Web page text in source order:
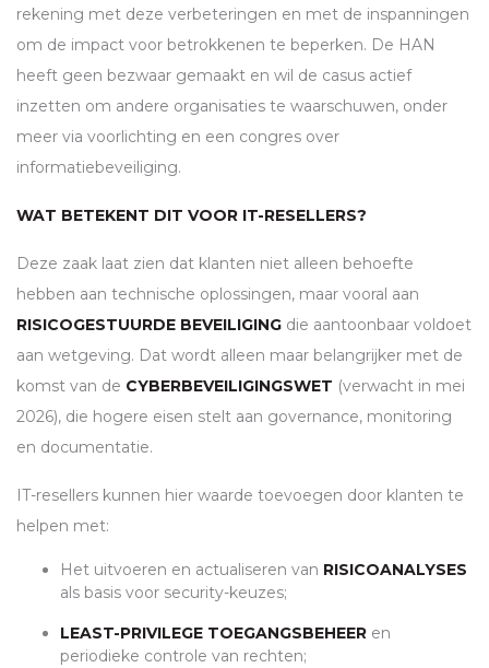
rekening met deze verbeteringen en met de inspanningen
om de impact voor betrokkenen te beperken. De HAN
heeft geen bezwaar gemaakt en wil de casus actief
inzetten om andere organisaties te waarschuwen, onder
meer via voorlichting en een congres over
informatiebeveiliging.
WAT BETEKENT DIT VOOR IT-RESELLERS?
Deze zaak laat zien dat klanten niet alleen behoefte
hebben aan technische oplossingen, maar vooral aan
RISICOGESTUURDE BEVEILIGING die aantoonbaar voldoet
aan wetgeving. Dat wordt alleen maar belangrijker met de
komst van de CYBERBEVEILIGINGSWET (verwacht in mei
2026), die hogere eisen stelt aan governance, monitoring
en documentatie.
IT-resellers kunnen hier waarde toevoegen door klanten te
helpen met:
Het uitvoeren en actualiseren van RISICOANALYSES
als basis voor security-keuzes;
LEAST-PRIVILEGE TOEGANGSBEHEER en
periodieke controle van rechten;